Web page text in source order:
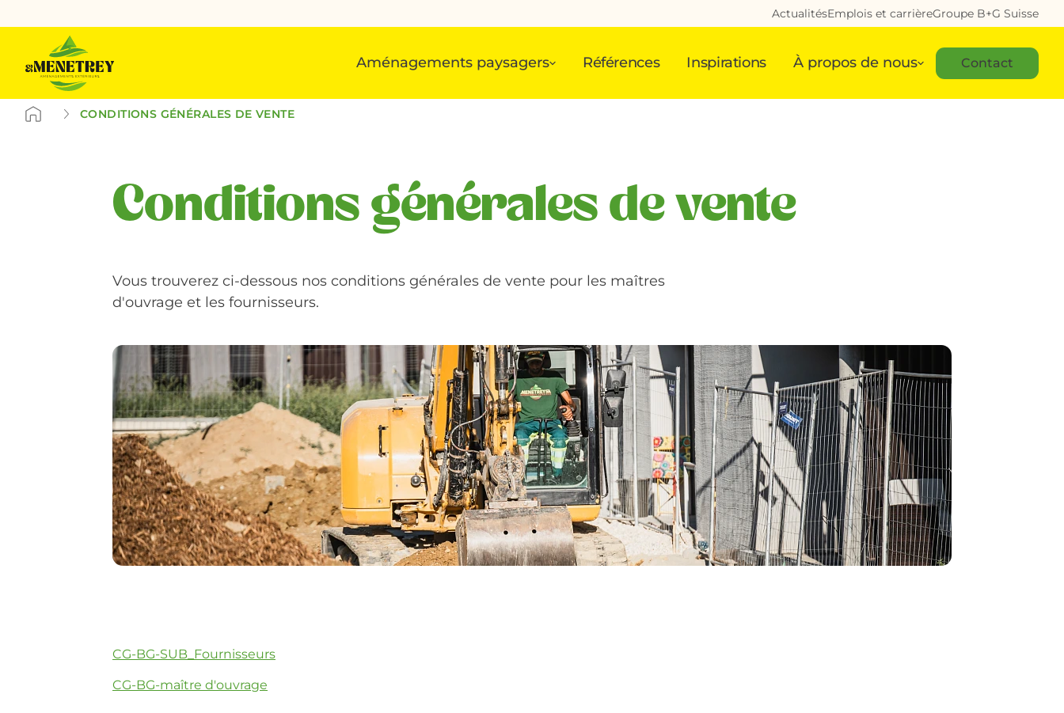
ActualitésEmplois et carrièreGroupe B+G Suisse
Aménagements paysagers Références Inspirations À propos de nous Contact
CONDITIONS GÉNÉRALES DE VENTE
Conditions générales de vente
Vous trouverez ci-dessous nos conditions générales de vente pour les maîtres
d'ouvrage et les fournisseurs.
CG-BG-SUB_Fournisseurs
CG-BG-maître d'ouvrage